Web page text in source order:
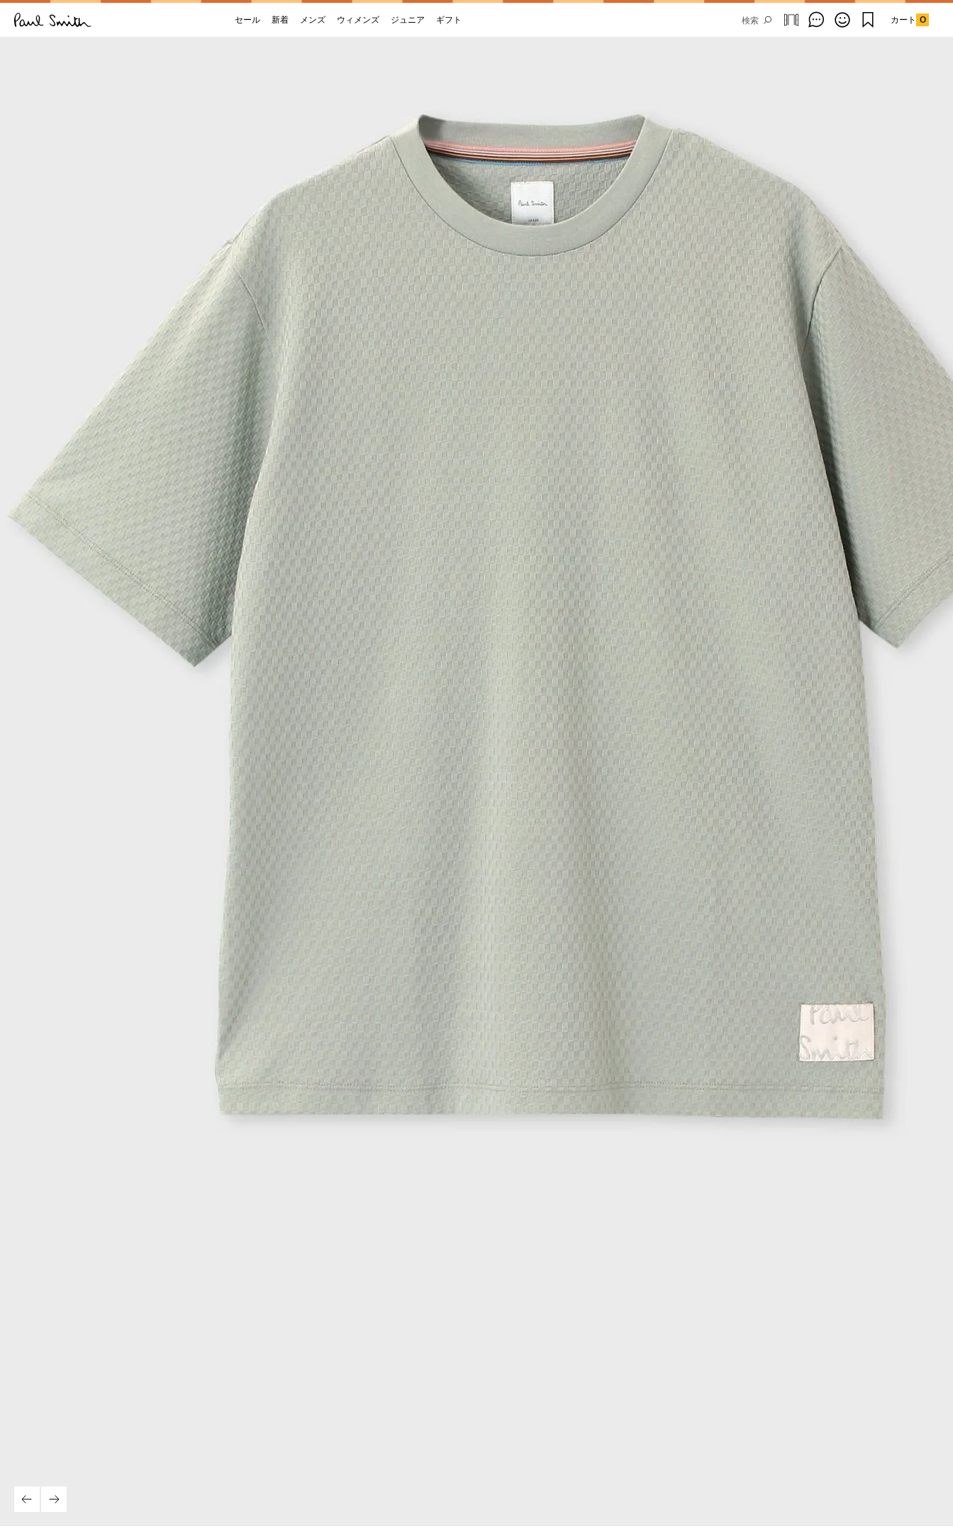
セール 新着 メンズ ウィメンズ ジュニア ギフト カート 0
Email Address
SUBMIT
By signing up to our newsletter you are
agreeing to our Privacy Policy.